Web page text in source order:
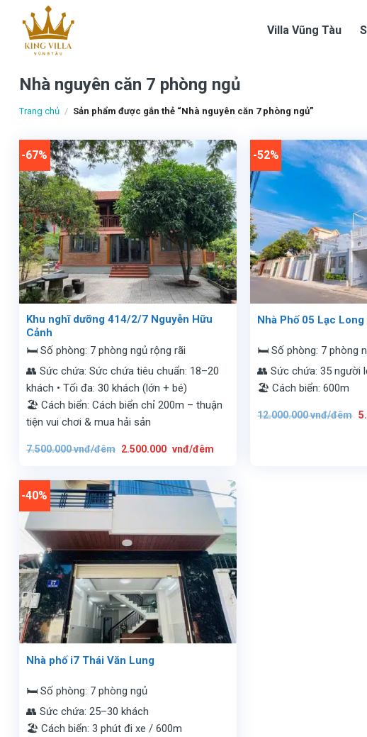
content
Villa Vũng Tàu
Nhà nguyên căn 7 phòng ngủ
Trang chủ / Sản phẩm được gắn thẻ “Nhà nguyên căn 7 phòng ngủ”
-67%
Khu nghĩ dưỡng 414/2/7 Nguyễn Hữu
Cảnh
🛏️ Số phòng: 7 phòng ngủ rộng rãi
👥 Sức chứa: Sức chứa tiêu chuẩn: 18–20
khách • Tối đa: 30 khách (lớn + bé)
🏖️ Cách biển: Cách biển chỉ 200m – thuận
tiện vui chơi & mua hải sản
7.500.000vnđ/đêm gốc
vnđ/
đêm.
2.500.000 vnđ/đêmhiện
2.500.000
vnđ/
đêm.
-52%
Nhà Phố 05 Lạc Long
🛏️ Số phòng: 7 phòng
👥 Sức chứa: 35 người
🏖️ Cách biển: 600m
12.000.000vnđ/đêm
-40%
Nhà phố i7 Thái Văn Lung
🛏️ Số phòng: 7 phòng ngủ
👥 Sức chứa: 25–30 khách
🏖️ Cách biển: 3 phút đi xe / 600m